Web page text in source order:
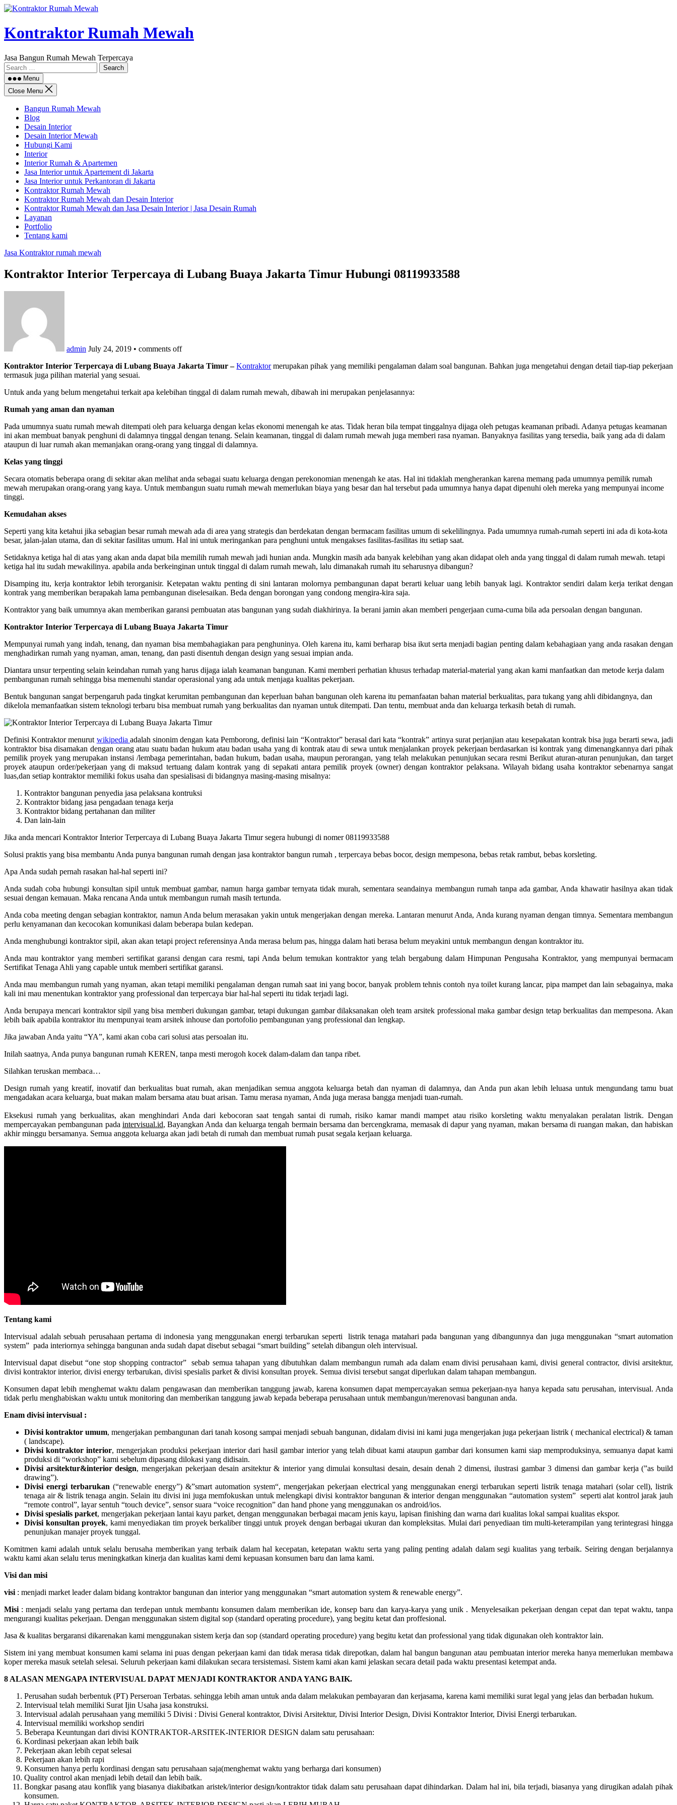
Skip
content
Kontraktor Rumah Mewah
Jasa Bangun Rumah Mewah Terpercaya
Search
for:
Menu
Close Menu
Bangun Rumah Mewah
Blog
Desain Interior
Desain Interior Mewah
Hubungi Kami
Interior
Interior Rumah & Apartemen
Jasa Interior untuk Apartement di Jakarta
Jasa Interior untuk Perkantoran di Jakarta
Kontraktor Rumah Mewah
Kontraktor Rumah Mewah dan Desain Interior
Kontraktor Rumah Mewah dan Jasa Desain Interior | Jasa Desain Rumah
Layanan
Portfolio
Tentang kami
Jasa Kontraktor rumah mewah
Kontraktor Interior Terpercaya di Lubang Buaya Jakarta Timur Hubungi 08119933588
admin July 24, 2019 • comments off
Kontraktor Interior Terpercaya di Lubang Buaya Jakarta Timur –Kontraktormerupakan pihak yang memiliki pengalaman dalam soal bangunan. Bahkan juga mengetahui dengan detail tiap-tiap pekerjaan
termasuk juga pilihan material yang sesuai.
Untuk anda yang belum mengetahui terkait apa kelebihan tinggal di dalam rumah mewah, dibawah ini merupakan penjelasannya:
Rumah yang aman dan nyaman
Pada umumnya suatu rumah mewah ditempati oleh para keluarga dengan kelas ekonomi menengah ke atas. Tidak heran bila tempat tinggalnya dijaga oleh petugas keamanan pribadi. Adanya petugas keamanan
ini akan membuat banyak penghuni di dalamnya tinggal dengan tenang. Selain keamanan, tinggal di dalam rumah mewah juga memberi rasa nyaman. Banyaknya fasilitas yang tersedia, baik yang ada di dalam
ataupun di luar rumah akan memanjakan orang-orang yang tinggal di dalamnya.
Kelas yang tinggi
Secara otomatis beberapa orang di sekitar akan melihat anda sebagai suatu keluarga dengan perekonomian menengah ke atas. Hal ini tidaklah mengherankan karena memang pada umumnya pemilik rumah
mewah merupakan orang-orang yang kaya. Untuk membangun suatu rumah mewah memerlukan biaya yang besar dan hal tersebut pada umumnya hanya dapat dipenuhi oleh mereka yang mempunyai income
tinggi.
Kemudahan akses
Seperti yang kita ketahui jika sebagian besar rumah mewah ada di area yang strategis dan berdekatan dengan bermacam fasilitas umum di sekelilingnya. Pada umumnya rumah-rumah seperti ini ada di kota-kota
besar, jalan-jalan utama, dan di sekitar fasilitas umum. Hal ini untuk meringankan para penghuni untuk mengakses fasilitas-fasilitas itu setiap saat.
Setidaknya ketiga hal di atas yang akan anda dapat bila memilih rumah mewah jadi hunian anda. Mungkin masih ada banyak kelebihan yang akan didapat oleh anda yang tinggal di dalam rumah mewah. tetapi
ketiga hal itu sudah mewakilinya. apabila anda berkeinginan untuk tinggal di dalam rumah mewah, lalu dimanakah rumah itu seharusnya dibangun?
Disamping itu, kerja kontraktor lebih terorganisir. Ketepatan waktu penting di sini lantaran molornya pembangunan dapat berarti keluar uang lebih banyak lagi. Kontraktor sendiri dalam kerja terikat dengan
kontrak yang memberikan berapakah lama pembangunan diselesaikan. Beda dengan borongan yang condong mengira-kira saja.
Kontraktor yang baik umumnya akan memberikan garansi pembuatan atas bangunan yang sudah diakhirinya. Ia berani jamin akan memberi pengerjaan cuma-cuma bila ada persoalan dengan bangunan.
Kontraktor Interior Terpercaya di Lubang Buaya Jakarta Timur
Mempunyai rumah yang indah, tenang, dan nyaman bisa membahagiakan para penghuninya. Oleh karena itu, kami berharap bisa ikut serta menjadi bagian penting dalam kebahagiaan yang anda rasakan dengan
menghadirkan rumah yang nyaman, aman, tenang, dan pasti disentuh dengan design yang sesuai impian anda.
Diantara unsur terpenting selain keindahan rumah yang harus dijaga ialah keamanan bangunan. Kami memberi perhatian khusus terhadap material-material yang akan kami manfaatkan dan metode kerja dalam
pembangunan rumah sehingga bisa memenuhi standar operasional yang ada untuk menjaga kualitas pekerjaan.
Bentuk bangunan sangat berpengaruh pada tingkat kerumitan pembangunan dan keperluan bahan bangunan oleh karena itu pemanfaatan bahan material berkualitas, para tukang yang ahli dibidangnya, dan
dikelola memanfaatkan sistem teknologi terbaru bisa membuat rumah yang berkualitas dan nyaman untuk ditempati. Dan tentu, membuat anda dan keluarga terkasih betah di rumah.
Definisi Kontraktor menurut wikipedia adalah sinonim dengan kata Pemborong, definisi lain “Kontraktor” berasal dari kata “kontrak” artinya surat perjanjian atau kesepakatan kontrak bisa juga berarti sewa, jadi
kontraktor bisa disamakan dengan orang atau suatu badan hukum atau badan usaha yang di kontrak atau di sewa untuk menjalankan proyek pekerjaan berdasarkan isi kontrak yang dimenangkannya dari pihak
pemilik proyek yang merupakan instansi /lembaga pemerintahan, badan hukum, badan usaha, maupun perorangan, yang telah melakukan penunjukan secara resmi Berikut aturan-aturan penunjukan, dan target
proyek ataupun order/pekerjaan yang di maksud tertuang dalam kontrak yang di sepakati antara pemilik proyek (owner) dengan kontraktor pelaksana. Wilayah bidang usaha kontraktor sebenarnya sangat
luas,dan setiap kontraktor memiliki fokus usaha dan spesialisasi di bidangnya masing-masing misalnya:
Kontraktor bangunan penyedia jasa pelaksana kontruksi
Kontraktor bidang jasa pengadaan tenaga kerja
Kontraktor bidang pertahanan dan militer
Dan lain-lain
Jika anda mencari Kontraktor Interior Terpercaya di Lubang Buaya Jakarta Timur segera hubungi di nomer 08119933588
Solusi praktis yang bisa membantu Anda punya bangunan rumah dengan jasa kontraktor bangun rumah , terpercaya bebas bocor, design mempesona, bebas retak rambut, bebas korsleting.
Apa Anda sudah pernah rasakan hal-hal seperti ini?
Anda sudah coba hubungi konsultan sipil untuk membuat gambar, namun harga gambar ternyata tidak murah, sementara seandainya membangun rumah tanpa ada gambar, Anda khawatir hasilnya akan tidak
sesuai dengan kemauan. Maka rencana Anda untuk membangun rumah masih tertunda.
Anda coba meeting dengan sebagian kontraktor, namun Anda belum merasakan yakin untuk mengerjakan dengan mereka. Lantaran menurut Anda, Anda kurang nyaman dengan timnya. Sementara membangun
perlu kenyamanan dan kecocokan komunikasi dalam beberapa bulan kedepan.
Anda menghubungi kontraktor sipil, akan akan tetapi project referensinya Anda merasa belum pas, hingga dalam hati berasa belum meyakini untuk membangun dengan kontraktor itu.
Anda mau kontraktor yang memberi sertifikat garansi dengan cara resmi, tapi Anda belum temukan kontraktor yang telah bergabung dalam Himpunan Pengusaha Kontraktor, yang mempunyai bermacam
Sertifikat Tenaga Ahli yang capable untuk memberi sertifikat garansi.
Anda mau membangun rumah yang nyaman, akan tetapi memiliki pengalaman dengan rumah saat ini yang bocor, banyak problem tehnis contoh nya toilet kurang lancar, pipa mampet dan lain sebagainya, maka
kali ini mau menentukan kontraktor yang professional dan terpercaya biar hal-hal seperti itu tidak terjadi lagi.
Anda berupaya mencari kontraktor sipil yang bisa memberi dukungan gambar, tetapi dukungan gambar dilaksanakan oleh team arsitek professional maka gambar design tetap berkualitas dan mempesona. Akan
lebih baik apabila kontraktor itu mempunyai team arsitek inhouse dan portofolio pembangunan yang professional dan lengkap.
Jika jawaban Anda yaitu “YA”, kami akan coba cari solusi atas persoalan itu.
Inilah saatnya, Anda punya bangunan rumah KEREN, tanpa mesti merogoh kocek dalam-dalam dan tanpa ribet.
Silahkan teruskan membaca…
Design rumah yang kreatif, inovatif dan berkualitas buat rumah, akan menjadikan semua anggota keluarga betah dan nyaman di dalamnya, dan Anda pun akan lebih leluasa untuk mengundang tamu buat
mengadakan acara keluarga, buat makan malam bersama atau buat arisan. Tamu merasa nyaman, Anda juga merasa bangga menjadi tuan-rumah.
Eksekusi rumah yang berkualitas, akan menghindari Anda dari kebocoran saat tengah santai di rumah, risiko kamar mandi mampet atau risiko korsleting waktu menyalakan peralatan listrik. Dengan
mempercayakan pembangunan pada intervisual.id, Bayangkan Anda dan keluarga tengah bermain bersama dan bercengkrama, memasak di dapur yang nyaman, makan bersama di ruangan makan, dan habiskan
akhir minggu bersamanya. Semua anggota keluarga akan jadi betah di rumah dan membuat rumah pusat segala kerjaan keluarga.
Tentang kami
Intervisual adalah sebuah perusahaan pertama di indonesia yang menggunakan energi terbarukan seperti listrik tenaga matahari pada bangunan yang dibangunnya dan juga menggunakan “smart automation
system” pada interiornya sehingga bangunan anda sudah dapat disebut sebagai “smart building” setelah dibangun oleh intervisual.
Intervisual dapat disebut “one stop shopping contractor” sebab semua tahapan yang dibutuhkan dalam membangun rumah ada dalam enam divisi perusahaan kami, divisi general contractor, divisi arsitektur,
divisi kontraktor interior, divisi energy terbarukan, divisi spesialis parket & divisi konsultan proyek. Semua divisi tersebut sangat diperlukan dalam tahapan membangun.
Konsumen dapat lebih menghemat waktu dalam pengawasan dan memberikan tanggung jawab, karena konsumen dapat mempercayakan semua pekerjaan-nya hanya kepada satu perusahan, intervisual. Anda
tidak perlu menghabiskan waktu untuk monitoring dan memberikan tanggung jawab kepada beberapa perusahaan untuk membangun/merenovasi bangunan anda.
Enam divisi intervisual :
Divisi kontraktor umum, mengerjakan pembangunan dari tanah kosong sampai menjadi sebuah bangunan, didalam divisi ini kami juga mengerjakan juga pekerjaan listrik ( mechanical electrical) & taman
( landscape).
Divisi kontraktor interior, mengerjakan produksi pekerjaan interior dari hasil gambar interior yang telah dibuat kami ataupun gambar dari konsumen kami siap memproduksinya, semuanya dapat kami
produksi di “workshop” kami sebelum dipasang dilokasi yang didisain.
Divisi arsitektur&interior design, mengerjakan pekerjaan desain arsitektur & interior yang dimulai konsultasi desain, desain denah 2 dimensi, ilustrasi gambar 3 dimensi dan gambar kerja (”as build
drawing”).
Divisi energi terbarukan (“renewable energy”) &”smart automation system“, mengerjakan pekerjaan electrical yang menggunakan energi terbarukan seperti listrik tenaga matahari (solar cell), listrik
tenaga air & listrik tenaga angin. Selain itu divisi ini juga memfokuskan untuk melengkapi divisi kontraktor bangunan & interior dengan menggunakan “automation system” seperti alat kontrol jarak jauh
“remote control”, layar sentuh “touch device”, sensor suara “voice recognition” dan hand phone yang menggunakan os android/ios.
Divisi spesialis parket, mengerjakan pekerjaan lantai kayu parket, dengan menggunakan berbagai macam jenis kayu, lapisan finishing dan warna dari kualitas lokal sampai kualitas ekspor.
Divisi konsultan proyek, kami menyediakan tim proyek berkaliber tinggi untuk proyek dengan berbagai ukuran dan kompleksitas. Mulai dari penyediaan tim multi-keterampilan yang terintegrasi hingga
penunjukan manajer proyek tunggal.
Komitmen kami adalah untuk selalu berusaha memberikan yang terbaik dalam hal kecepatan, ketepatan waktu serta yang paling penting adalah dalam segi kualitas yang terbaik. Seiring dengan berjalannya
waktu kami akan selalu terus meningkatkan kinerja dan kualitas kami demi kepuasan konsumen baru dan lama kami.
Visi dan misi
visi : menjadi market leader dalam bidang kontraktor bangunan dan interior yang menggunakan “smart automation system & renewable energy”.
Misi : menjadi selalu yang pertama dan terdepan untuk membantu konsumen dalam memberikan ide, konsep baru dan karya-karya yang unik . Menyelesaikan pekerjaan dengan cepat dan tepat waktu, tanpa
mengurangi kualitas pekerjaan. Dengan menggunakan sistem digital sop (standard operating procedure), yang begitu ketat dan proffesional.
Jasa & kualitas bergaransi dikarenakan kami menggunakan sistem kerja dan sop (standard operating procedure) yang begitu ketat dan professional yang tidak digunakan oleh kontraktor lain.
Sistem ini yang membuat konsumen kami selama ini puas dengan pekerjaan kami dan tidak merasa tidak direpotkan, dalam hal bangun bangunan atau pembuatan interior mereka hanya memerlukan membawa
koper mereka masuk setelah selesai. Seluruh pekerjaan kami dilakukan secara tersistemasi. Sistem kami akan kami jelaskan secara detail pada waktu presentasi ketempat anda.
8 ALASAN MENGAPA INTERVISUAL DAPAT MENJADI KONTRAKTOR ANDA YANG BAIK.
Perusahan sudah berbentuk (PT) Perseroan Terbatas. sehingga lebih aman untuk anda dalam melakukan pembayaran dan kerjasama, karena kami memiliki surat legal yang jelas dan berbadan hukum.
Intervisual telah memiliki Surat Ijin Usaha jasa konstruksi.
Intervisual adalah perusahaan yang memiliki 5 Divisi : Divisi General kontraktor, Divisi Arsitektur, Divisi Interior Design, Divisi Kontraktor Interior, Divisi Energi terbarukan.
Intervisual memiliki workshop sendiri
Beberapa Keuntungan dari divisi KONTRAKTOR-ARSITEK-INTERIOR DESIGN dalam satu perusahaan:
Kordinasi pekerjaan akan lebih baik
Pekerjaan akan lebih cepat selesai
Pekerjaan akan lebih rapi
Konsumen hanya perlu kordinasi dengan satu perusahaan saja(menghemat waktu yang berharga dari konsumen)
Quality control akan menjadi lebih detail dan lebih baik.
Bongkar pasang atau konflik yang biasanya diakibatkan aristek/interior design/kontraktor tidak dalam satu perusahaan dapat dihindarkan. Dalam hal ini, bila terjadi, biasanya yang dirugikan adalah pihak
konsumen.